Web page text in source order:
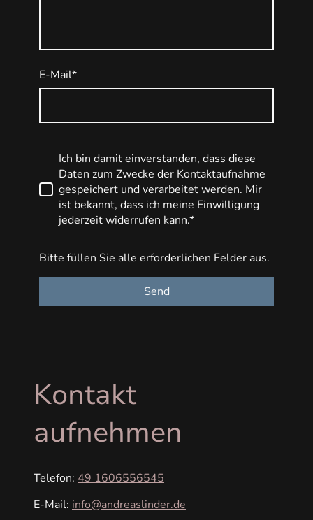
E-Mail*
Ich bin damit einverstanden, dass diese
Daten zum Zwecke der Kontaktaufnahme
gespeichert und verarbeitet werden. Mir
ist bekannt, dass ich meine Einwilligung
jederzeit widerrufen kann.*
Bitte füllen Sie alle erforderlichen Felder aus.
Send
Kontakt
aufnehmen
Telefon: 49 1606556545
E-Mail: info@andreaslinder.de